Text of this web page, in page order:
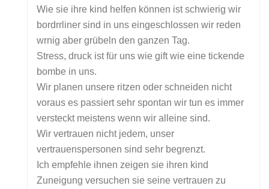
Wie sie ihre kind helfen können ist schwierig wir
bordrrliner sind in uns eingeschlossen wir reden
wrnig aber grübeln den ganzen Tag.
Stress, druck ist für uns wie gift wie eine tickende
bombe in uns.
Wir planen unsere ritzen oder schneiden nicht
voraus es passiert sehr spontan wir tun es immer
versteckt meistens wenn wir alleine sind.
Wir vertrauen nicht jedem, unser
vertrauenspersonen sind sehr begrenzt.
Ich empfehle ihnen zeigen sie ihren kind
Zuneigung versuchen sie seine vertrauen zu